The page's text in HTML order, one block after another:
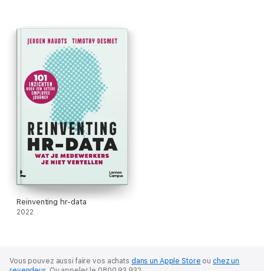
'Dit boek biedt een even toegankelijk als enthousiasmerend
stappenplan om vooral toe te passen.'
- Jelle Jacquet | Chief People Officer Orange Belgium
Reinventing hr-data
2022
Vous pouvez aussi faire vos achats dans un Apple Store ou chez un